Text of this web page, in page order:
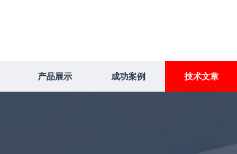
产品展示 成功案例 技术文章